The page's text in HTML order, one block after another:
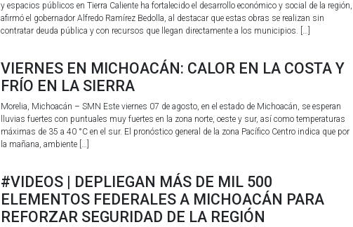
y espacios públicos en Tierra Caliente ha fortalecido el desarrollo económico y social de la región,
afirmó el gobernador Alfredo Ramírez Bedolla, al destacar que estas obras se realizan sin
contratar deuda pública y con recursos que llegan directamente a los municipios. […]
VIERNES EN MICHOACÁN: CALOR EN LA COSTA Y
FRÍO EN LA SIERRA
Morelia, Michoacán – SMN Este viernes 07 de agosto, en el estado de Michoacán, se esperan
lluvias fuertes con puntuales muy fuertes en la zona norte, oeste y sur, así como temperaturas
máximas de 35 a 40 °C en el sur. El pronóstico general de la zona Pacífico Centro indica que por
la mañana, ambiente […]
#VIDEOS | DEPLIEGAN MÁS DE MIL 500
ELEMENTOS FEDERALES A MICHOACÁN PARA
REFORZAR SEGURIDAD DE LA REGIÓN